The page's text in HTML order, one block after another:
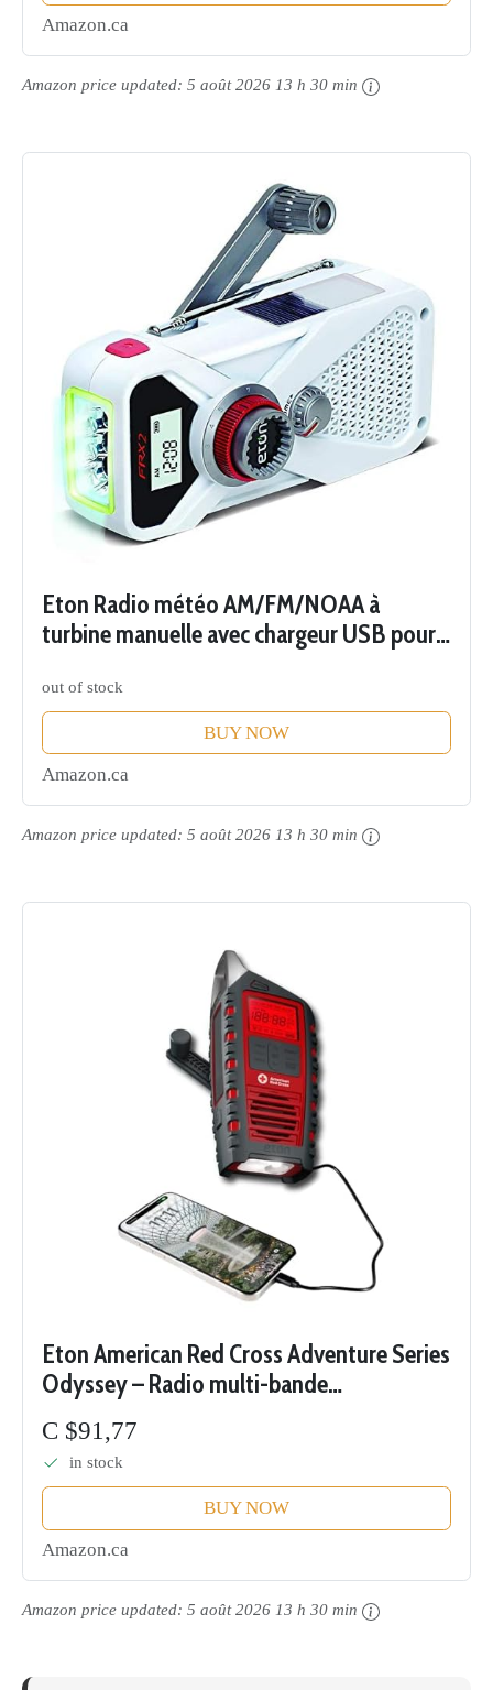
Amazon.ca
Amazon price updated: 5 août 2026 13 h 30 min
Eton Radio météo AM/FM/NOAA à
turbine manuelle avec chargeur USB pour
out of stock
BUY NOW
Amazon.ca
Amazon price updated: 5 août 2026 13 h 30 min
Eton American Red Cross Adventure Series
Odyssey – Radio multi-bande
(AM/FM/NOAA/ondes courtes) avec
Bluetooth, fonctionne à l'énergie solaire,
alimentée par...
C $91,77
in stock
BUY NOW
Amazon.ca
Amazon price updated: 5 août 2026 13 h 30 min